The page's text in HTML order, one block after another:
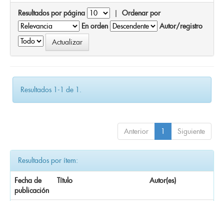
Resultados por página | Ordenar por
En orden
Autor/registro
Resultados 1-1 de 1.
Anterior 1 Siguiente
Resultados por ítem:
Fecha de
publicación
Título Autor(es)